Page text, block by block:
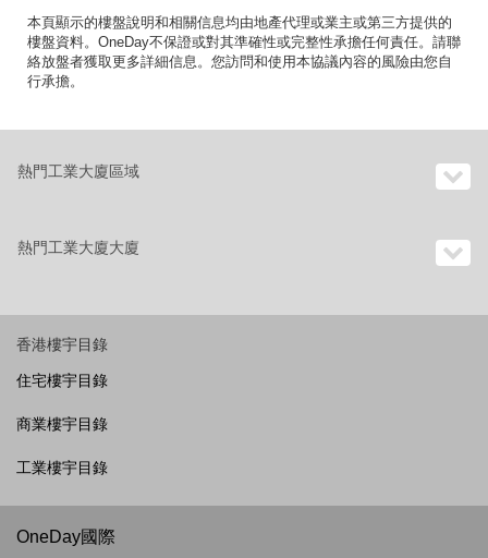
本頁顯示的樓盤說明和相關信息均由地產代理或業主或第三方提供的
樓盤資料。OneDay不保證或對其準確性或完整性承擔任何責任。請聯
絡放盤者獲取更多詳細信息。您訪問和使用本協議內容的風險由您自
行承擔。
熱門工業大廈區域
熱門工業大廈大廈
香港樓宇目錄
住宅樓宇目錄
商業樓宇目錄
工業樓宇目錄
OneDay國際